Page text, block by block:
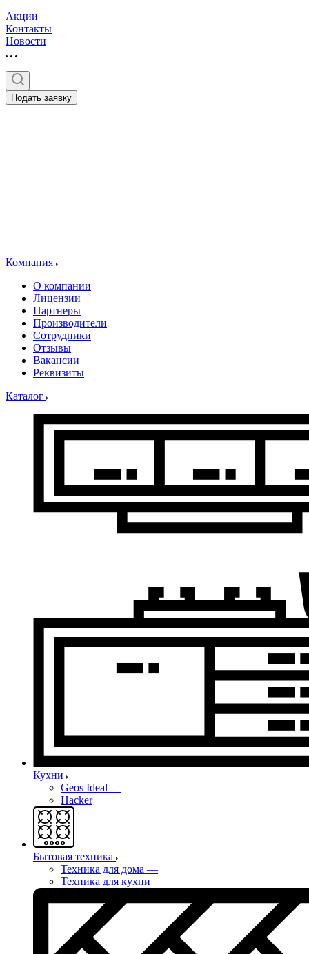
Акции
Контакты
Новости
Подать заявку
Компания
О компании
Лицензии
Партнеры
Производители
Сотрудники
Отзывы
Вакансии
Реквизиты
Каталог
Кухни
Geos Ideal —
Hacker
Бытовая техника
Техника для дома —
Техника для кухни